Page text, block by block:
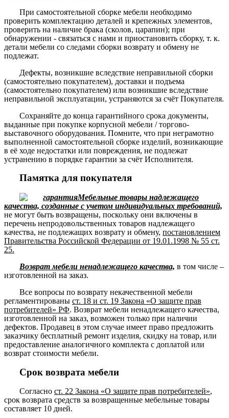
При самостоятельной сборке мебели необходимо
проверить комплектацию деталей и крепежных элементов,
проверить на наличие брака (сколов, царапин); при
обнаружении - связаться с нами и приостановить сборку, т. к.
детали мебели со следами сборки возврату и обмену не
подлежат.
Дефекты, возникшие вследствие неправильной сборки
(самостоятельно покупателем), доставки и подъема
(самостоятельно покупателем) или возникшие вследствие
неправильной эксплуатации, устраняются за счёт Покупателя.
Сохраняйте до конца гарантийного срока документы,
выданные при покупке корпусной мебели / торгово-
выставочного оборудования. Помните, что при неграмотно
выполненной самостоятельной сборке изделий, возникающие
в её ходе недостатки или повреждения, не подлежат
устранению в порядке гарантии за счёт Исполнителя.
Памятка для покупателя
Мебельные товары надлежащего
качества, созданные с учетом индивидуальных требований,
не могут быть возвращены, поскольку они включены в
перечень непродовольственных товаров надлежащего
качества, не подлежащих возврату и обмену, постановлением
Правительства Российской Федерации от 19.01.1998 № 55 ст.
25.
Возврат мебели ненадлежащего качества, в том числе –
изготовленной на заказ.
Все вопросы по возврату некачественной мебели
регламентированы ст. 18 и ст. 19 Закона «О защите прав
потребителей» РФ. Возврат мебели ненадлежащего качества,
изготовленной на заказ, возможен только при наличии
дефектов. Продавец в этом случае имеет право предложить
заказчику бесплатный ремонт изделия, скидку на товар, или
предоставление аналогичного комплекта с доплатой или
возврат стоимости мебели.
Срок возврата мебели
Согласно ст. 22 Закона «О защите прав потребителей»,
срок возврата средств за возвращенные мебельные товары
составляет 10 дней.